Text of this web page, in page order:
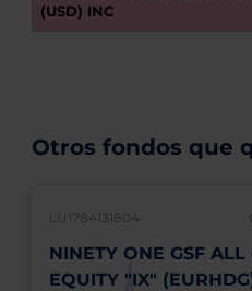
(USD) INC
Otros fondos que
LU1784131804
NINETY ONE GSF ALL
EQUITY "IX"